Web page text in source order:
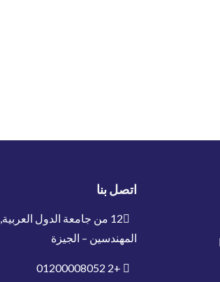
اتصل بنا
12 من جامعة الدول العربية,
المهندسين – الجيزة
+2
01200008052